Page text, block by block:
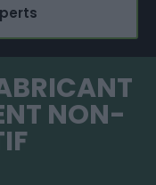
NON-